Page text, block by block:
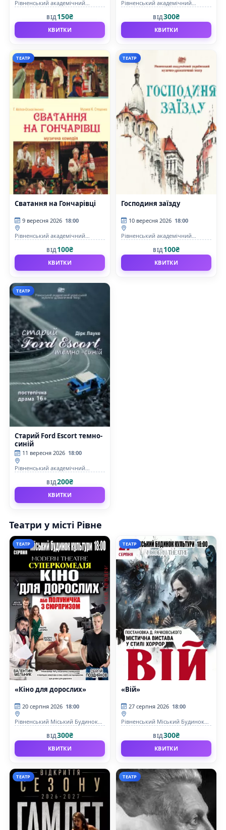
Рівненський академічний
драматичний театр
ВІД150₴
КВИТКИ
Рівненський академічний
драматичний театр
ВІД300₴
КВИТКИ
ТЕАТР
Сватання на Гончарівці
9 вересня 2026 18:00
Рівненський академічний
драматичний театр
ВІД100₴
КВИТКИ
ТЕАТР
Господиня заїзду
10 вересня 2026 18:00
Рівненський академічний
драматичний театр
ВІД100₴
КВИТКИ
ТЕАТР
Старий Ford Escort темно-
синій
11 вересня 2026 18:00
Рівненський академічний
драматичний театр
ВІД200₴
КВИТКИ
Театри у місті Рівне
ТЕАТР
«Кіно для дорослих»
20 серпня 2026 18:00
Рівненський Міський Будинок
ВІД300₴
КВИТКИ
ТЕАТР
«Вій»
27 серпня 2026 18:00
Рівненський Міський Будинок
ВІД300₴
КВИТКИ
ТЕАТР ТЕАТР